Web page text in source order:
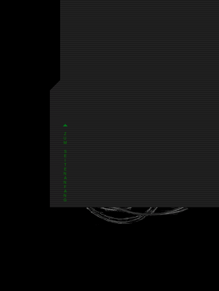
Z
U
M
S
E
T
E
N
A
N
F
A
N
G